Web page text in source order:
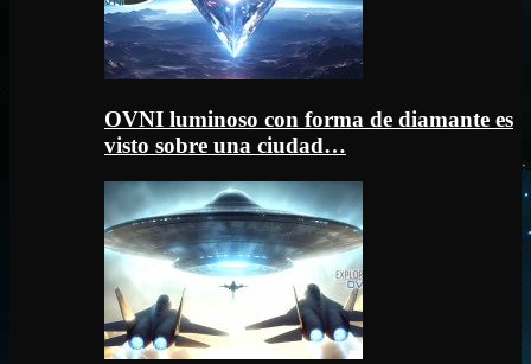
OVNI luminoso con forma de diamante es
visto sobre una ciudad…